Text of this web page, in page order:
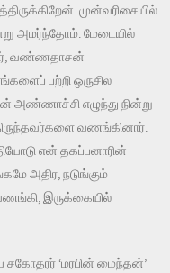
முன்வரிசையில்
அமர்ந்தோம். மேடையில்
வண்ணதாசன்
பற்றி ஒருசில
அண்ணாச்சி எழுந்து நின்று
வணங்கினார்.
என் தகப்பனாரின்
அதிர, நடுங்கும்
இருக்கையில்
‘மரபின் மைந்தன்’